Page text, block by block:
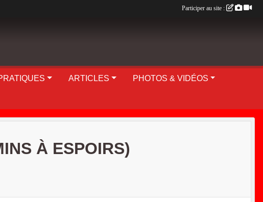
ARTICLES PHOTOS & VIDÉOS
À ESPOIRS)
Participer au site :